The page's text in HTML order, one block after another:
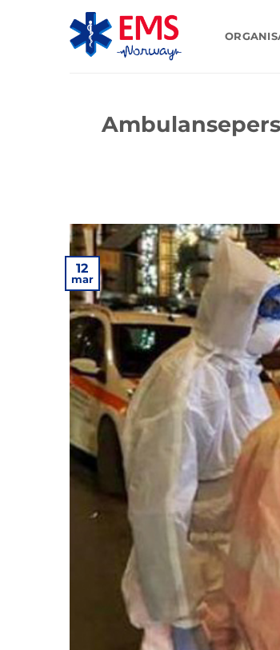
12
mar